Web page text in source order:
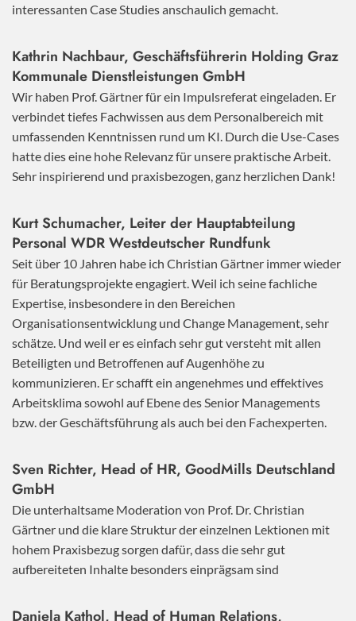
interessanten Case Studies anschaulich gemacht.
Kathrin Nachbaur, Geschäftsführerin Holding Graz
Kommunale Dienstleistungen GmbH
Wir haben Prof. Gärtner für ein Impulsreferat eingeladen. Er
verbindet tiefes Fachwissen aus dem Personalbereich mit
umfassenden Kenntnissen rund um KI. Durch die Use-Cases
hatte dies eine hohe Relevanz für unsere praktische Arbeit.
Sehr inspirierend und praxisbezogen, ganz herzlichen Dank!
Kurt Schumacher, Leiter der Hauptabteilung
Personal WDR Westdeutscher Rundfunk
Seit über 10 Jahren habe ich Christian Gärtner immer wieder
für Beratungsprojekte engagiert. Weil ich seine fachliche
Expertise, insbesondere in den Bereichen
Organisationsentwicklung und Change Management, sehr
schätze. Und weil er es einfach sehr gut versteht mit allen
Beteiligten und Betroffenen auf Augenhöhe zu
kommunizieren. Er schafft ein angenehmes und effektives
Arbeitsklima sowohl auf Ebene des Senior Managements
bzw. der Geschäftsführung als auch bei den Fachexperten.
Sven Richter, Head of HR, GoodMills Deutschland
GmbH
Die unterhaltsame Moderation von Prof. Dr. Christian
Gärtner und die klare Struktur der einzelnen Lektionen mit
hohem Praxisbezug sorgen dafür, dass die sehr gut
aufbereiteten Inhalte besonders einprägsam sind
Daniela Kathol, Head of Human Relations,